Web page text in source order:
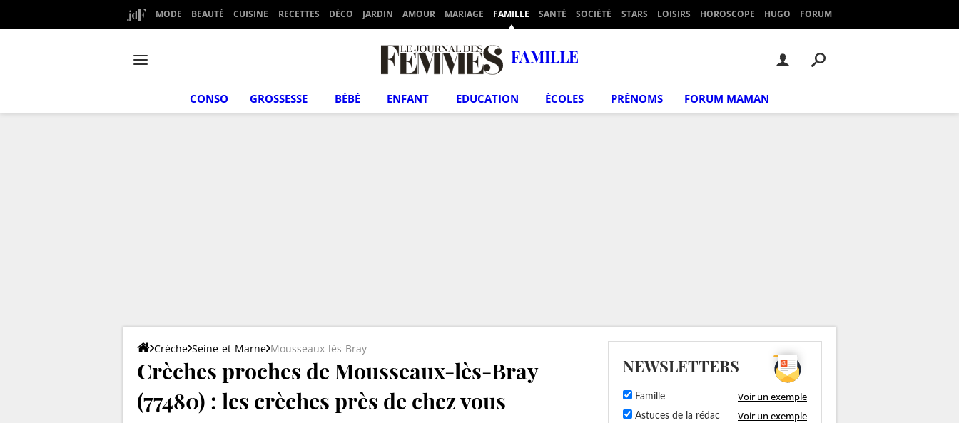
MODE BEAUTÉ CUISINE RECETTES DÉCO JARDIN AMOUR MARIAGE FAMILLE SANTÉ SOCIÉTÉ STARS LOISIRS HOROSCOPE HUGO FORUM
FAMILLE
CONSO GROSSESSE BÉBÉ ENFANT EDUCATION ÉCOLES PRÉNOMS FORUM MAMAN
Crèche Seine-et-Marne Mousseaux-lès-Bray
Crèches proches de Mousseaux-lès-Bray
(77480) : les crèches près de chez vous
NEWSLETTERS
Famille Voir un exemple
Astuces de la rédac Voir un exemple